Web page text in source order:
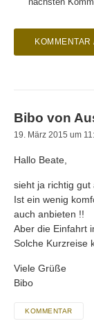
Bibo von
19. März 2015 um
Hallo Beate,
sieht ja richtig gut
Ist ein wenig
auch anbieten !!
Aber die Einfahrt
Solche Kurzreise
Viele Grüße
Bibo
KOMMENTAR